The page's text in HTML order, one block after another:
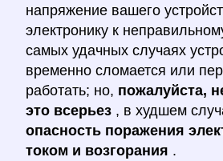
напряжение вашего
электронику к
самых удачных случаях
временно сломается или
работать; но, пожалуйста,
это всерьез , в худшем
опасность поражения
током и возгорания .